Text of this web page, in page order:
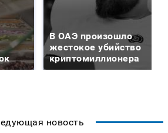
В ОАЭ произошло
жестокое убийство
криптомиллионера
новость